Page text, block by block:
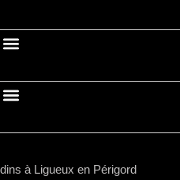
à Ligueux en Périgord